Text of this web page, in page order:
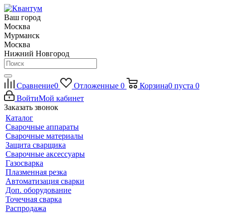
Ваш город
Москва
Мурманск
Москва
Нижний Новгород
Сравнение0 Отложенные 0 Корзина0 пуста 0
ВойтиМой кабинет
Заказать звонок
Каталог
Сварочные аппараты
Сварочные материалы
Защита сварщика
Сварочные аксессуары
Газосварка
Плазменная резка
Автоматизация сварки
Доп. оборудование
Точечная сварка
Распродажа